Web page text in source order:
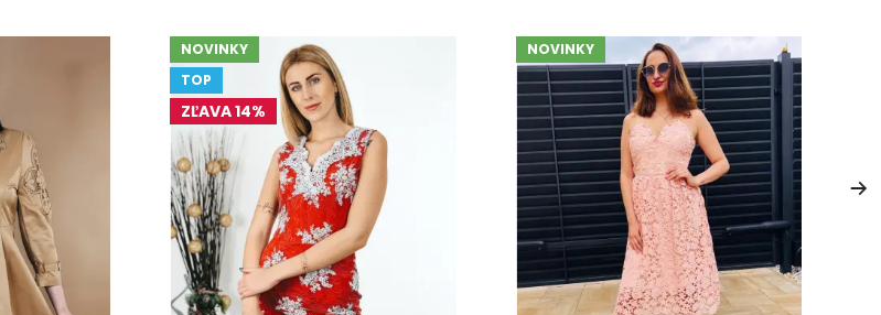
NOVINKY
TOP
ZĽAVA 14%
NOVINKY